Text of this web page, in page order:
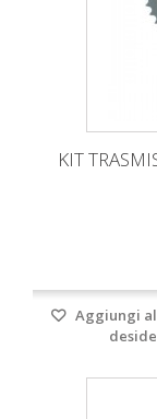
KIT
Aggiungi